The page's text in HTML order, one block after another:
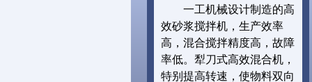
一工机械设计制造的高
效砂浆搅拌机，生产效率
高，混合搅拌精度高，故障
率低。犁刀式高效混合机，
特别提高转速，使物料双向